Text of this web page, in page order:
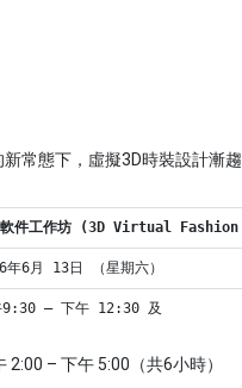
常態下，虛擬3D時裝設計漸
軟件工作坊 (3D Virtual Fashion
年6月 13日 （星期六）
9:30 – 下午 12:30 及
2:00 – 下午 5:00（共6小時）